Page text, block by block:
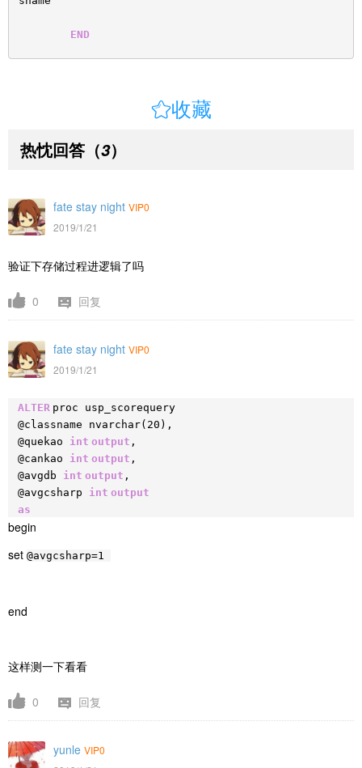
END
收藏
热忱回答 （3）
fate stay night VIP0
2019/1/21
验证下存储过程进逻辑了吗
0 回复
fate stay night VIP0
2019/1/21
ALTER proc usp_scorequery
@classname nvarchar(20),
@quekao int output ,
@cankao int output ,
@avgdb int output ,
@avgcsharp int output
as
begin
set @avgcsharp=1
end
这样测一下看看
0 回复
yunle VIP0